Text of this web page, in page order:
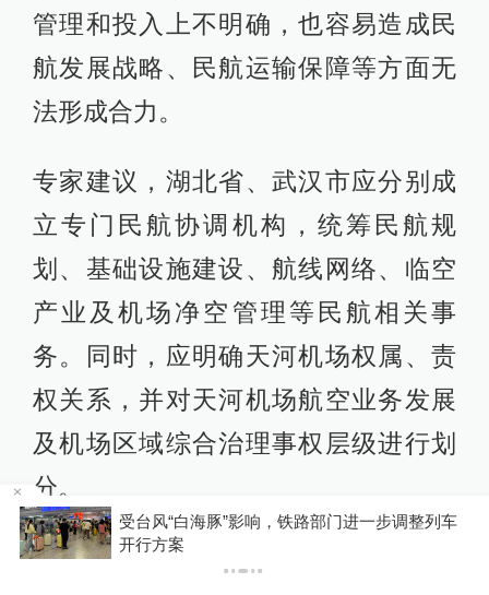
管理和投入上不明确，也容易造成民
航发展战略、民航运输保障等方面无
法形成合力。
专家建议，湖北省、武汉市应分别成
立专门民航协调机构，统筹民航规
划、基础设施建设、航线网络、临空
产业及机场净空管理等民航相关事
务。同时，应明确天河机场权属、责
权关系，并对天河机场航空业务发展
及机场区域综合治理事权层级进行划
分。
其二
受台风“白海豚”影响，铁路部门进一步调整列车
开行方案